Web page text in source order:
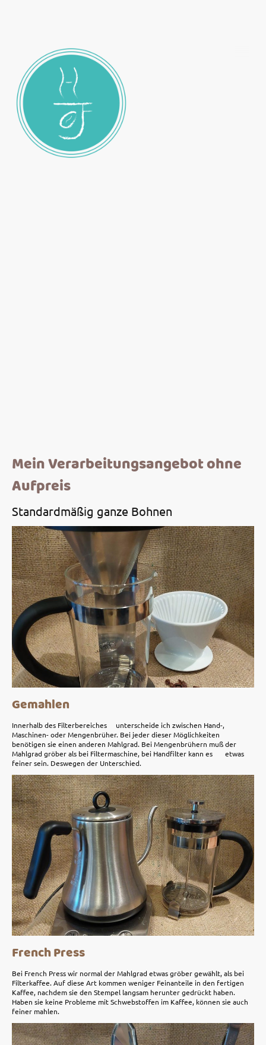
Mein Verarbeitungsangebot ohne
Aufpreis
Standardmäßig ganze Bohnen
Gemahlen
Innerhalb des Filterbereiches unterscheide ich zwischen Hand-,
Maschinen- oder Mengenbrüher. Bei jeder dieser Möglichkeiten
benötigen sie einen anderen Mahlgrad. Bei Mengenbrühern muß der
Mahlgrad gröber als bei Filtermaschine, bei Handfilter kann es etwas
feiner sein. Deswegen der Unterschied.
French Press
Bei French Press wir normal der Mahlgrad etwas gröber gewählt, als bei
Filterkaffee. Auf diese Art kommen weniger Feinanteile in den fertigen
Kaffee, nachdem sie den Stempel langsam herunter gedrückt haben.
Haben sie keine Probleme mit Schwebstoffen im Kaffee, können sie auch
feiner mahlen.